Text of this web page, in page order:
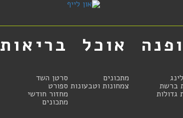
ברשת
גדולות
אוכל
מתכונים
צמחונות וטבעונות
בריאות
סרטן השד
ספורט
מחזור חודשי
מתכונים